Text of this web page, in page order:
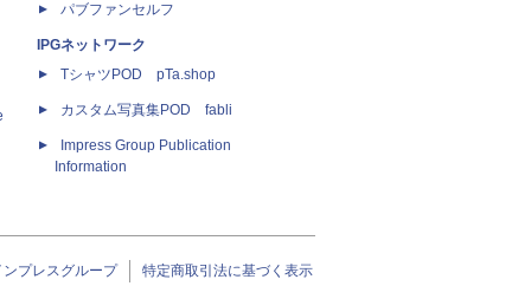
パブファンセルフ
IPGネットワーク
TシャツPOD pTa.shop
カスタム写真集POD fabli
Impress Group Publication
Information
ンプレスグループ 特定商取引法に基づく表示